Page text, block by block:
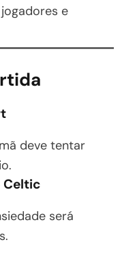
e
deve tentar
Celtic
será